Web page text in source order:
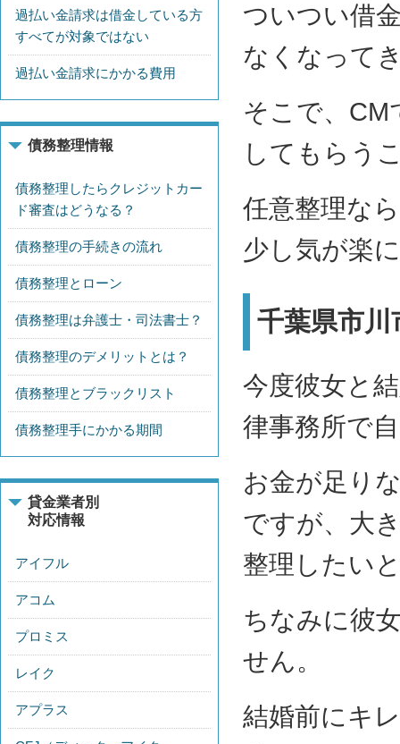
ついつい借
なくなって
そこで、CM
してもらう
任意整理な
少し気が楽
千葉県市
今度彼女と
律事務所で
お金が足り
ですが、大
整理したい
ちなみに彼
せん。
結婚前にキ
過払い金請求は借金している方
すべてが対象ではない
過払い金請求にかかる費用
債務整理情報
債務整理したらクレジットカー
ド審査はどうなる？
債務整理の手続きの流れ
債務整理とローン
債務整理は弁護士・司法書士？
債務整理のデメリットとは？
債務整理とブラックリスト
債務整理手にかかる期間
貸金業者別
対応情報
アイフル
アコム
プロミス
レイク
アプラス